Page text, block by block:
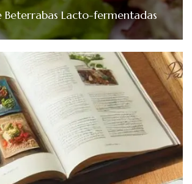
Beterrabas Lacto-fermentadas